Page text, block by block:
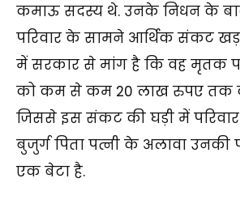
कमाऊ सदस्य थे. उनके निधन के
परिवार के सामने आर्थिक संकट
में सरकार से मांग है कि वह मृतक
को कम से कम 20 लाख रुपए तक
जिससे इस संकट की घड़ी में
बुजुर्ग पिता पत्नी के अलावा उनकी
एक बेटा है.